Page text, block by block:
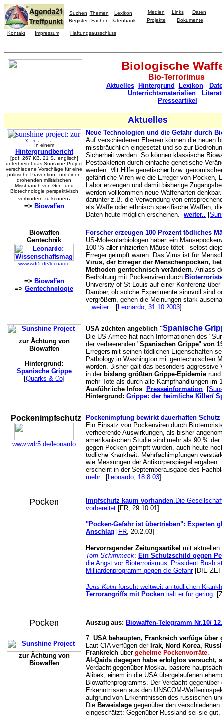
Suchen Themen
Lexikon
Register
Fächer Datenbank
Medien Links
Daten
Projekte
Dokumente
Kontakt Impressum Haftungsausschluss
Biologische
Bio-Terrorimus
Aktuelles Hintergrund Lexikon
Unterrichtsmaterialien
Presseartikel
Aktuelles
In einem
Hintergrundbericht
[pdf, 267 KB, 21 S., englisch]
unterbreitet das Sunshine Project
verschiedene Vorschläge für eine
politische Prävention , um einen
drohenden militärischen
Missbrauch von Gen- und
Biotechnologie perspektivisch
verhindern zu können.
=> Biowaffen
Neue Technologien und die Gefahr durch
Auf verschiedenen Ebenen können die neuen
missbräuchlich eingesetzt und so zur
Sicherheit werden. So können klassische
Pestbakterien durch einfache genetische
werden. Mit Hilfe genetischer bzw.
gefährliche Viren wie die Erreger von Pocken,
Labor erzeugen und damit bisherige
werden vollkommen neue Waffenarten
darunter z.B. die Verwendung von
als Waffe oder ethnisch spezifische Waffen,
Daten heute möglich erscheinen. weiter.. [
Biowaffen
Gentechnik
www.wdr5.de/leonardo
=> Biowaffen
=> Gentechnologie
Forscher erzeugen 100 Prozent tödliches
US-Molekularbiologen haben ein
100 % aller infizierten Mäuse tötet - selbst
Erreger geimpft waren. Das Virus ist für
Virus, der Erreger der Menschenpocken,
Methoden gentechnisch verändern. Anlass
Bedrohung mit Pockenviren durch
University of St Louis auf einer Konferenz
Darüber, ob solche Experimente sinnvoll sind
vergrößern, gehen die Meinungen stark
weiter... [Leonardo, 31.10.2003]
zur Ächtung von
Biowaffen
Hintergrund:
Spanische Grippe
[Quarks & Co]
USA züchten angeblich "Spanische
Die US-Armee hat nach Informationen des
der verheerenden "Spanischen Grippe" von
Erregers mit seinen tödlichen Eigenschaften
Pathology in Washington mit gentechnischen
worden. Bisher galt das besonders
in der bislang größten Grippe-Epidemie rund
mehr Tote als durch alle Kampfhandlungen im
Ausführliche Infos: Presseinformation [
Hintergrund: Grippe: der heimliche Killer/
Pockenimpfschutz
www.wdr5.de/leonardo
Pockenimpfung bewirkt dauerhaften Schutz
Ein Einsatz von Pockenviren durch
verheerende Auswirkungen, als bisher
amerikanischen Studie sind mehr als 90 %
gegen Pocken geimpft wurden, auch heute
tödliche Krankheit. Mehrfachimpfungen
wie Messungen der Antikörperspiegel
erscheint in der Septemberausgabe des
mehr.. [Leonardo, 18.8.03]
Pocken Impfschutz kaum vorhanden.Die
vorbereitet [FR, 29.10.01]
"Pocken-Gefahr ist übertrieben": Experten
Anschlag [FR, 20.2.03]
Hervorragender Zeitungsartikel mit aktuellen
Tom Schimmeck: Ein Schutzschild gegen
die Angst vor Bioterrorismus. Präsident Bush
Milliardenprogramm gegen die Gefahr[DIE
Jens Kuhn forscht weltweit an tödlichen
Terrorangriffs mit Pocken hält er für gering.
Pocken
zur Ächtung von
Biowaffen
Auszug aus: Biowaffen-Telegramm Nr.10/
7. USA behaupten, Frankreich verfüge über
Laut CIA verfügen derIrak, Nord Korea,
Frankreich über geheime Pockenvorräte.
Al-Qaida dagegen habe erfolglos versucht,
Verdacht gegenüber Moskau basiere
Alibek, einem in die USA übergelaufenen
Biowaffenprogramms. Der Verdacht
Erkenntnissen aus den UNSCOM-
aufgrund von Erkenntnissen des russischen
Die Beweislage gegenüber den
eingeschätzt: Gegenüber Russland sei sie